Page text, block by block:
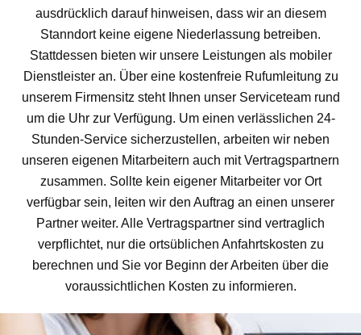
ausdrücklich darauf hinweisen, dass wir an diesem
Stanndort keine eigene Niederlassung betreiben.
Stattdessen bieten wir unsere Leistungen als mobiler
Dienstleister an. Über eine kostenfreie Rufumleitung zu
unserem Firmensitz steht Ihnen unser Serviceteam rund
um die Uhr zur Verfügung. Um einen verlässlichen 24-
Stunden-Service sicherzustellen, arbeiten wir neben
unseren eigenen Mitarbeitern auch mit Vertragspartnern
zusammen. Sollte kein eigener Mitarbeiter vor Ort
verfügbar sein, leiten wir den Auftrag an einen unserer
Partner weiter. Alle Vertragspartner sind vertraglich
verpflichtet, nur die ortsüblichen Anfahrtskosten zu
berechnen und Sie vor Beginn der Arbeiten über die
voraussichtlichen Kosten zu informieren.